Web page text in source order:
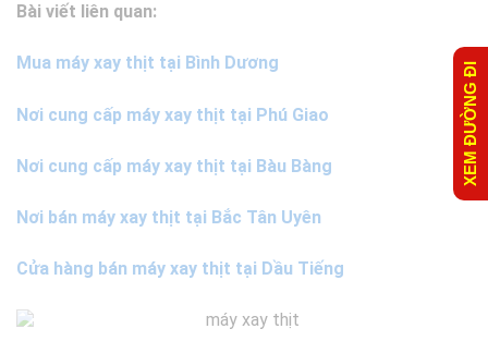
Bài viết liên quan:
Mua máy xay thịt tại Bình Dương
Nơi cung cấp máy xay thịt tại Phú Giao
Nơi cung cấp máy xay thịt tại Bàu Bàng
Nơi bán máy xay thịt tại Bắc Tân Uyên
Cửa hàng bán máy xay thịt tại Dầu Tiếng
XEM ĐƯỜNG ĐI